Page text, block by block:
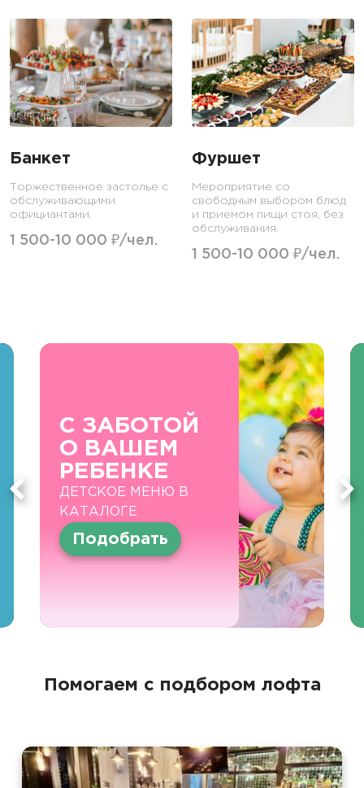
Банкет
Торжественное застолье с
обслуживающими
официантами.
1 500-10 000 ₽/чел.
Фуршет
Мероприятие со
свободным выбором блюд
и приемом пищи стоя, без
обслуживания.
1 500-10 000 ₽/чел.
С ЗАБОТОЙ
О ВАШЕМ
РЕБЕНКЕ
ДЕТСКОЕ МЕНЮ В
КАТАЛОГЕ
Подобрать
Помогаем с подбором лофта